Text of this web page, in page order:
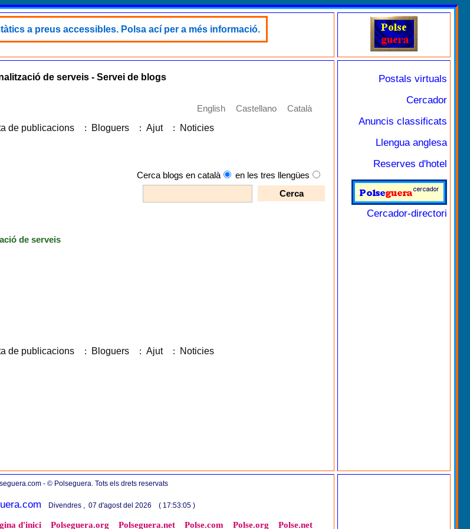
a preus accessibles. Polsa ací per a més informació.
de serveis - Servei de blogs
English Castellano
Català
de publicacions : Bloguers : Ajut : Noticies
Cerca blogs en català en les tres llengües
de serveis
de publicacions : Bloguers : Ajut : Noticies
Postals virtuals
Cercador
Anuncis classificats
Llengua anglesa
Reserves d'hotel
Cercador-directori
- © Polseguera. Tots els drets reservats
Divendres , 07 d'agost del 2026 ( 17:53:05 )
d'inici Polseguera.org Polseguera.net Polse.com Polse.org Polse.net